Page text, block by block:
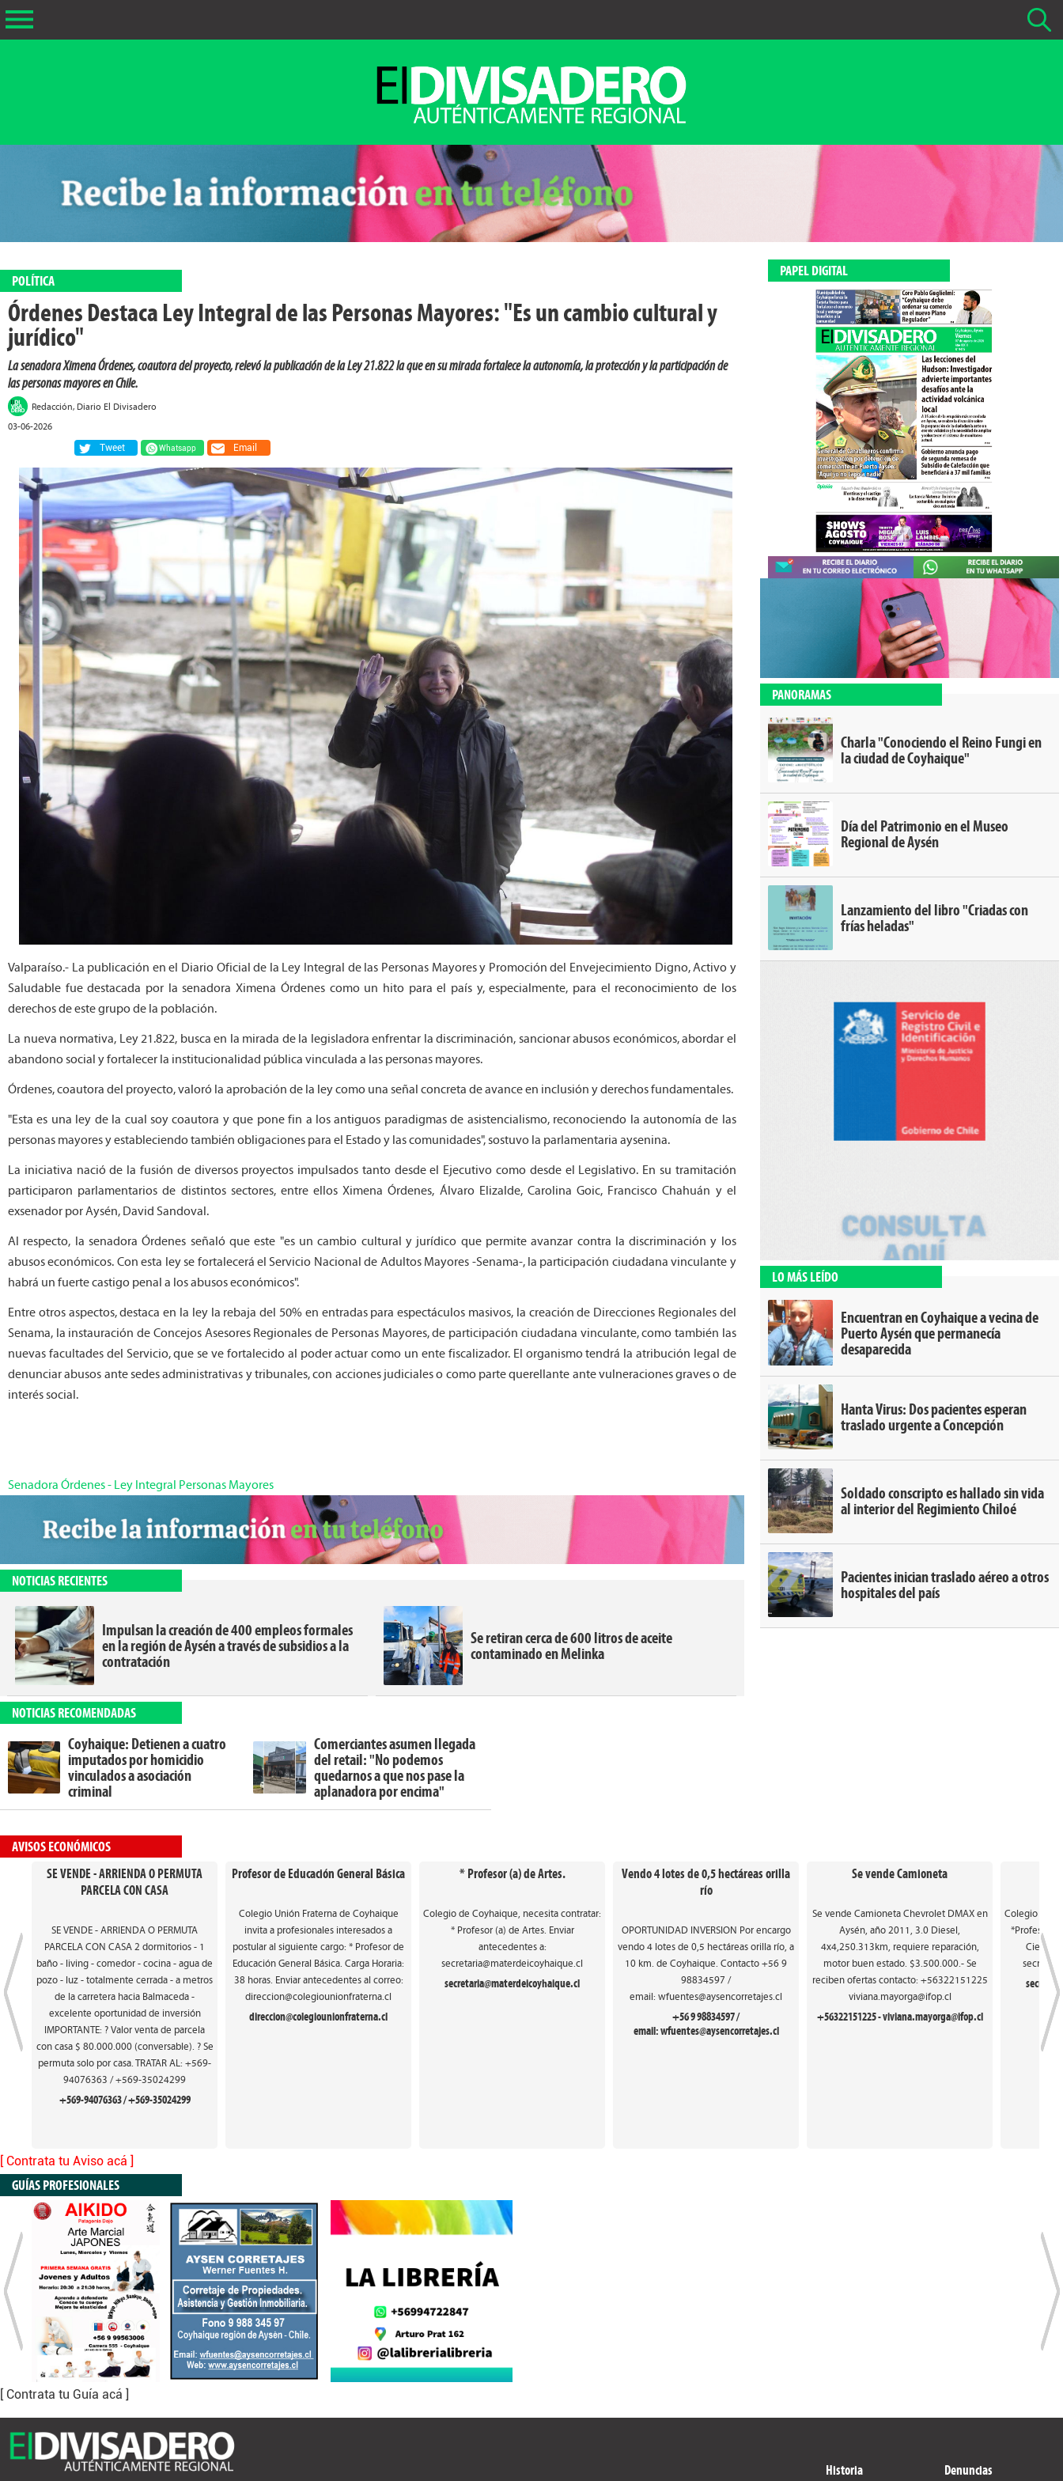
La fecha más antigua por defecto que se buscará es 01-02-
2026
Buscar notas anteriores a 01-02-2026
POLÍTICA
Órdenes Destaca Ley Integral de las Personas Mayores: "Es un cambio cultural y
jurídico"
La senadora Ximena Órdenes, coautora del proyecto, relevó la publicación de la Ley 21.822 la que en su mirada fortalece la autonomía, la protección y la participación de
las personas mayores en Chile.
Redacción, Diario El Divisadero
03-06-2026
Tweet
Whatsapp Email
Valparaíso.- La publicación en el Diario Oficial de la Ley Integral de las Personas Mayores y Promoción del Envejecimiento Digno, Activo y
Saludable fue destacada por la senadora Ximena Órdenes como un hito para el país y, especialmente, para el reconocimiento de los
derechos de este grupo de la población.
La nueva normativa, Ley 21.822, busca en la mirada de la legisladora enfrentar la discriminación, sancionar abusos económicos, abordar el
abandono social y fortalecer la institucionalidad pública vinculada a las personas mayores.
Órdenes, coautora del proyecto, valoró la aprobación de la ley como una señal concreta de avance en inclusión y derechos fundamentales.
"Esta es una ley de la cual soy coautora y que pone fin a los antiguos paradigmas de asistencialismo, reconociendo la autonomía de las
personas mayores y estableciendo también obligaciones para el Estado y las comunidades", sostuvo la parlamentaria aysenina.
La iniciativa nació de la fusión de diversos proyectos impulsados tanto desde el Ejecutivo como desde el Legislativo. En su tramitación
participaron parlamentarios de distintos sectores, entre ellos Ximena Órdenes, Álvaro Elizalde, Carolina Goic, Francisco Chahuán y el
exsenador por Aysén, David Sandoval.
Al respecto, la senadora Órdenes señaló que este "es un cambio cultural y jurídico que permite avanzar contra la discriminación y los
abusos económicos. Con esta ley se fortalecerá el Servicio Nacional de Adultos Mayores -Senama-, la participación ciudadana vinculante y
habrá un fuerte castigo penal a los abusos económicos".
Entre otros aspectos, destaca en la ley la rebaja del 50% en entradas para espectáculos masivos, la creación de Direcciones Regionales del
Senama, la instauración de Concejos Asesores Regionales de Personas Mayores, de participación ciudadana vinculante, como también las
nuevas facultades del Servicio, que se ve fortalecido al poder actuar como un ente fiscalizador. El organismo tendrá la atribución legal de
denunciar abusos ante sedes administrativas y tribunales, con acciones judiciales o como parte querellante ante vulneraciones graves o de
interés social.
Senadora Órdenes- Ley Integral Personas Mayores
NOTICIAS RECIENTES
Impulsan la creación de 400 empleos formales
en la región de Aysén a través de subsidios a la
contratación
Se retiran cerca de 600 litros de aceite
contaminado en Melinka
NOTICIAS RECOMENDADAS
Coyhaique: Detienen a cuatro
imputados por homicidio
vinculados a asociación
criminal
Comerciantes asumen llegada
del retail: "No podemos
quedarnos a que nos pase la
aplanadora por encima"
PAPEL DIGITAL
PANORAMAS
Charla "Conociendo el Reino Fungi en
la ciudad de Coyhaique"
Día del Patrimonio en el Museo
Regional de Aysén
Lanzamiento del libro "Criadas con
frías heladas"
LO MÁS LEÍDO
Encuentran en Coyhaique a vecina de
Puerto Aysén que permanecía
desaparecida
Hanta Virus: Dos pacientes esperan
traslado urgente a Concepción
Soldado conscripto es hallado sin vida
al interior del Regimiento Chiloé
Pacientes inician traslado aéreo a otros
hospitales del país
AVISOS ECONÓMICOS
SE VENDE - ARRIENDA O PERMUTA
PARCELA CON CASA
SE VENDE - ARRIENDA O PERMUTA
PARCELA CON CASA 2 dormitorios - 1
baño - living - comedor - cocina - agua de
pozo - luz - totalmente cerrada - a metros
de la carretera hacia Balmaceda -
excelente oportunidad de inversión
IMPORTANTE: ? Valor venta de parcela
con casa $ 80.000.000 (conversable). ? Se
permuta solo por casa. TRATAR AL: +569-
94076363 / +569-35024299
+569-94076363 / +569-35024299
Profesor de Educación General Básica
Colegio Unión Fraterna de Coyhaique
invita a profesionales interesados a
postular al siguiente cargo: * Profesor de
Educación General Básica. Carga Horaria:
38 horas. Enviar antecedentes al correo:
direccion@colegiounionfraterna.cl
direccion@colegiounionfraterna.cl
* Profesor (a) de Artes.
Colegio de Coyhaique, necesita contratar:
* Profesor (a) de Artes. Enviar
antecedentes a:
secretaria@materdeicoyhaique.cl
secretaria@materdeicoyhaique.cl
Vendo 4 lotes de 0,5 hectáreas orilla
río
OPORTUNIDAD INVERSION Por encargo
vendo 4 lotes de 0,5 hectáreas orilla río, a
10 km. de Coyhaique. Contacto +56 9
98834597 /
email: wfuentes@aysencorretajes.cl
+56 9 98834597 /
email: wfuentes@aysencorretajes.cl
Se vende Camioneta
Se vende Camioneta Chevrolet DMAX en
Aysén, año 2011, 3.0 Diesel,
4x4,250.313km, requiere reparación,
motor buen estado. $3.500.000.- Se
reciben ofertas contacto: +56322151225
viviana.mayorga@ifop.cl
+56322151225 - viviana.mayorga@ifop.cl
Colegio de
[ Contrata tu Aviso acá ]
GUÍAS PROFESIONALES
[ Contrata tu Guía acá ]
Historia Denuncias